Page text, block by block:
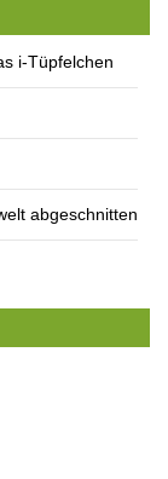
i-Tüpfelchen
abgeschnitten